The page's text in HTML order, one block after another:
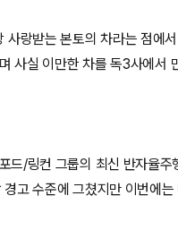
랑받는 본토의 차라는 점에
사실 이만한 차를 독3사에서
/링컨 그룹의 최신 반자율주
고 수준에 그쳤지만 이번에